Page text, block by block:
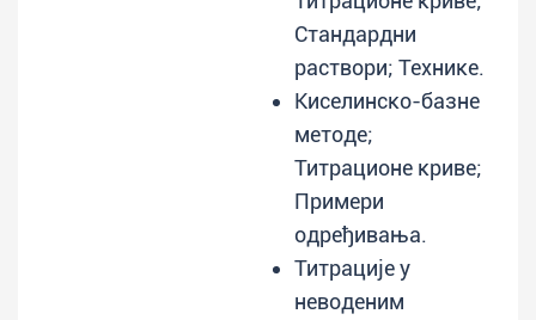
Стандардни
раствори; Технике.
Киселинско-базне
методе;
Титрационе криве;
Примери
одређивања.
Титрације у
неводеним